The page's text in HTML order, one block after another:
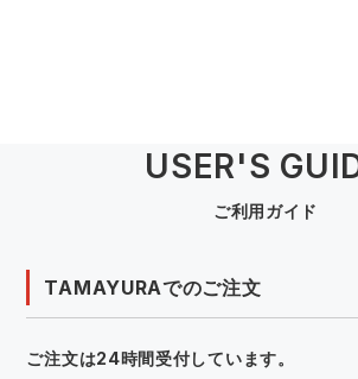
USER'S
ご利用ガイド
TAMAYURAでのご注文
ご注文は24時間受付しています。